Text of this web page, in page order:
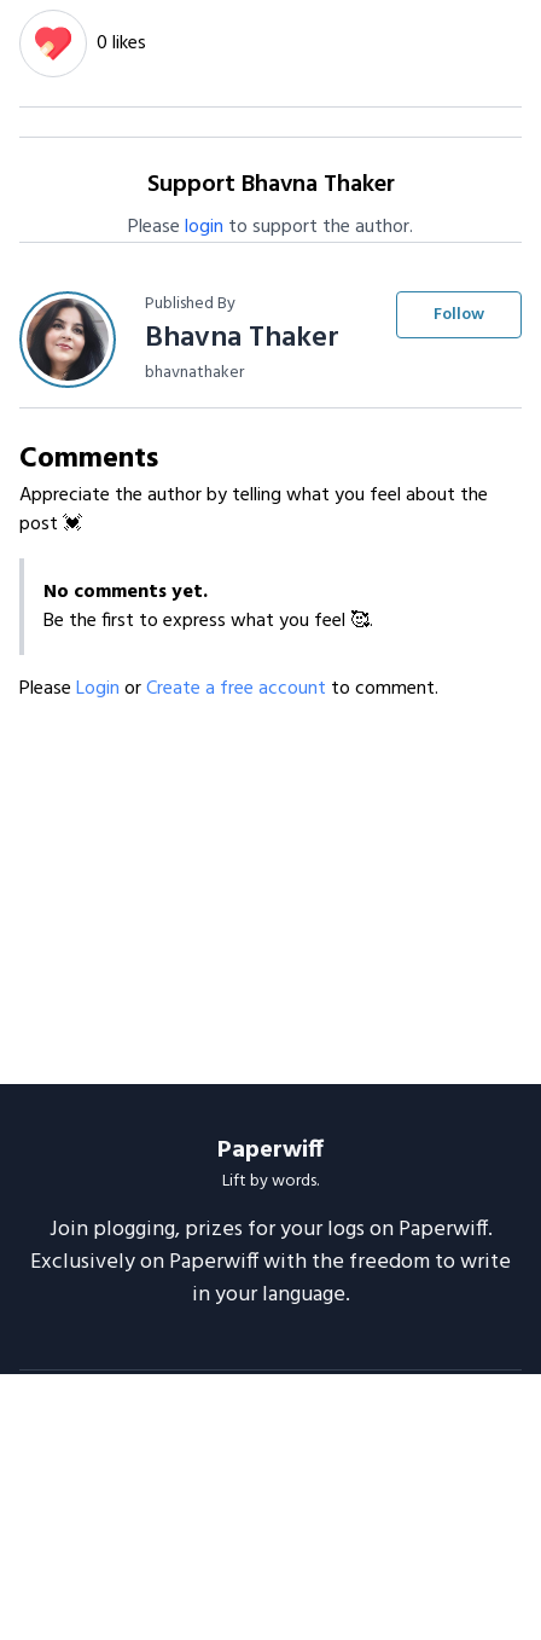
0 likes
Support Bhavna Thaker
Pleaselogin to support the author.
Published By
Bhavna Thaker
bhavnathaker
Follow
Comments
Appreciate the author by telling what you feel about the
post 💓
No comments yet.
Be the first to express what you feel 🥰.
PleaseLoginorCreate a free account to comment.
Paperwiff
Lift by words.
Join plogging, prizes for your logs on Paperwiff.
Exclusively on Paperwiff with the freedom to write
in your language.